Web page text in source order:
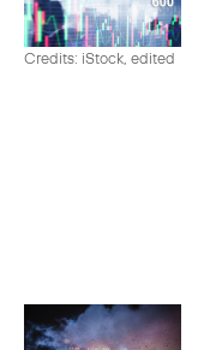
Credits: iStock, edited